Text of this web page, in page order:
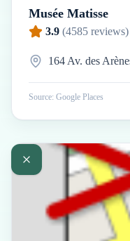
Musée Matisse
3.9 (4585 reviews)
164 Av. des
Source: Google Places